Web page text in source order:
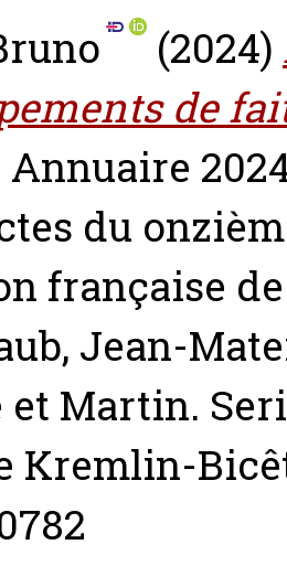
(2024)
de
Annuaire
du
française
Jean-
et Martin.
Kremlin-